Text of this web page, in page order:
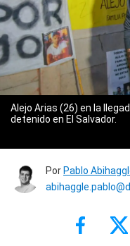
Alejo Arias (26) en la
detenido en El Salvador.
Por Pablo